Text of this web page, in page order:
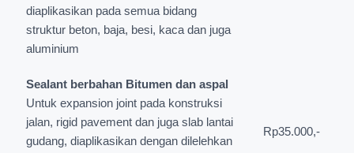
diaplikasikan pada semua bidang
struktur beton, baja, besi, kaca dan juga
aluminium
Sealant berbahan Bitumen dan aspal
Untuk expansion joint pada konstruksi
jalan, rigid pavement dan juga slab lantai
gudang, diaplikasikan dengan dilelehkan
Rp35.000,-